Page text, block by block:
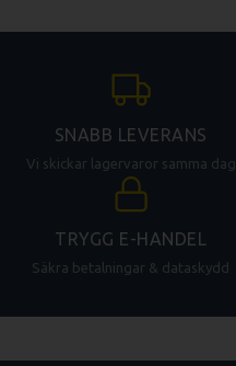
SNABB LEVERANS
Vi skickar lagervaror samma dag
TRYGG E-HANDEL
Säkra betalningar & dataskydd